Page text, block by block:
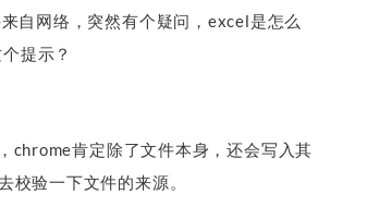
自网络，突然有个疑问，excel是怎么
提示？
chrome肯定除了文件本身，还会写入其
验一下文件的来源。